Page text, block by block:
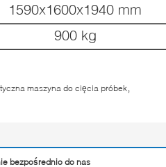
1590x1600x1940 mm
900 kg
maszyna do cięcia próbek
bezpośrednio do nas